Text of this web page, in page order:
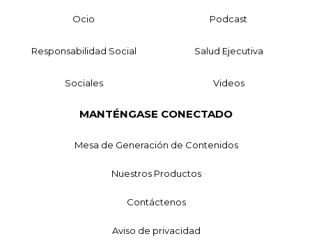
Ocio Podcast
Responsabilidad Social Salud Ejecutiva
Sociales Videos
MANTÉNGASE CONECTADO
Mesa de Generación de Contenidos
Nuestros Productos
Contáctenos
Aviso de privacidad